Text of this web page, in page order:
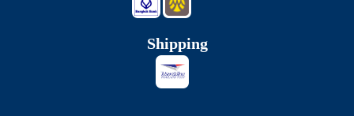
Shipping